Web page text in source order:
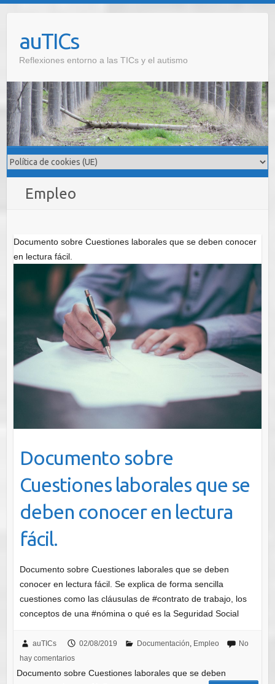
auTICs
Reflexiones entorno a las TICs y el autismo
Empleo
Documento sobre Cuestiones laborales que se deben conocer
en lectura fácil.
Documento sobre
Cuestiones laborales que se
deben conocer en lectura
fácil.
Documento sobre Cuestiones laborales que se deben
conocer en lectura fácil. Se explica de forma sencilla
cuestiones como las cláusulas de #contrato de trabajo, los
conceptos de una #nómina o qué es la Seguridad Social
auTICs 02/08/2019 Documentación, Empleo
No
hay comentarios
Documento sobre Cuestiones laborales que se deben